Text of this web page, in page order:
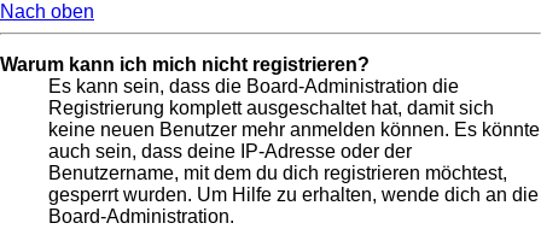
Nach oben
Warum kann ich mich nicht registrieren?
Es kann sein, dass die Board-Administration die
Registrierung komplett ausgeschaltet hat, damit sich
keine neuen Benutzer mehr anmelden können. Es könnte
auch sein, dass deine IP-Adresse oder der
Benutzername, mit dem du dich registrieren möchtest,
gesperrt wurden. Um Hilfe zu erhalten, wende dich an die
Board-Administration.